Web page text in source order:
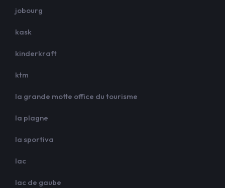
jobourg
kask
kinderkraft
ktm
la grande motte office du tourisme
la plagne
la sportiva
lac
lac de gaube